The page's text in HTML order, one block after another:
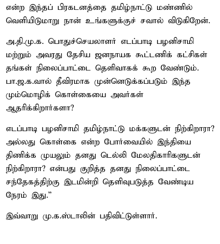
என்ற இந்தப் பிரகடனத்தை தமிழ்நாட்டு மண்ணில்
வெளியிடுமாறு நான் உங்களுக்குச் சவால் விடுகிறேன்.
அ.தி.மு.க. பொதுச்செயலாளர் எடப்பாடி பழனிசாமி
மற்றும் அவரது தேசிய ஜனநாயக கூட்டணிக் கட்சிகள்
தங்கள் நிலைப்பாட்டை தெளிவாகக் கூற வேண்டும்.
பா.ஜ.க.வால் தீவிரமாக முன்னெடுக்கப்படும் இந்த
மும்மொழிக் கொள்கையை அவர்கள்
ஆதரிக்கிறார்களா?
எடப்பாடி பழனிசாமி தமிழ்நாட்டு மக்களுடன் நிற்கிறாரா?
அல்லது கொள்கை என்ற போர்வையில் இந்தியை
திணிக்க முயலும் தனது டெல்லி மேலதிகாரிகளுடன்
நிற்கிறாரா? என்பது குறித்த தனது நிலைப்பாட்டை
சந்தேகத்திற்கு இடமின்றி தெளிவுபடுத்த வேண்டிய
நேரம் இது.”
இவ்வாறு மு.க.ஸ்டாலின் பதிவிட்டுள்ளார்.